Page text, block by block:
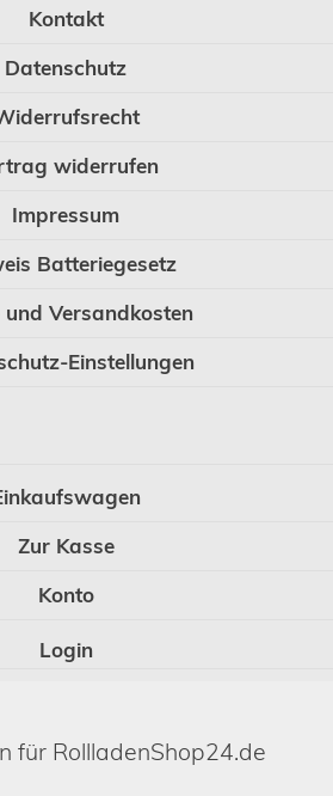
Kontakt
Datenschutz
widerrufen
Impressum
Batteriegesetz
und Versandkosten
Einstellungen
Zur Kasse
Konto
Login
für RollladenShop24.de